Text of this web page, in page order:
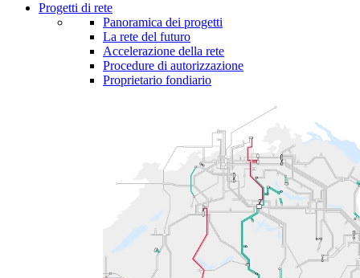
Progetti di rete
Panoramica dei progetti
La rete del futuro
Accelerazione della rete
Procedure di autorizzazione
Proprietario fondiario